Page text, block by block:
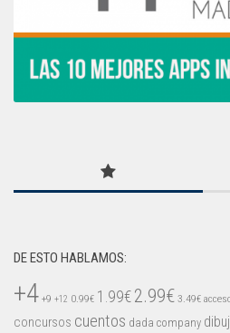
DE ESTO HABLAMOS:
+4 +9 +12 0.99€ 1.99€ 2.99€ 3.49€
concursos cuentos dada company